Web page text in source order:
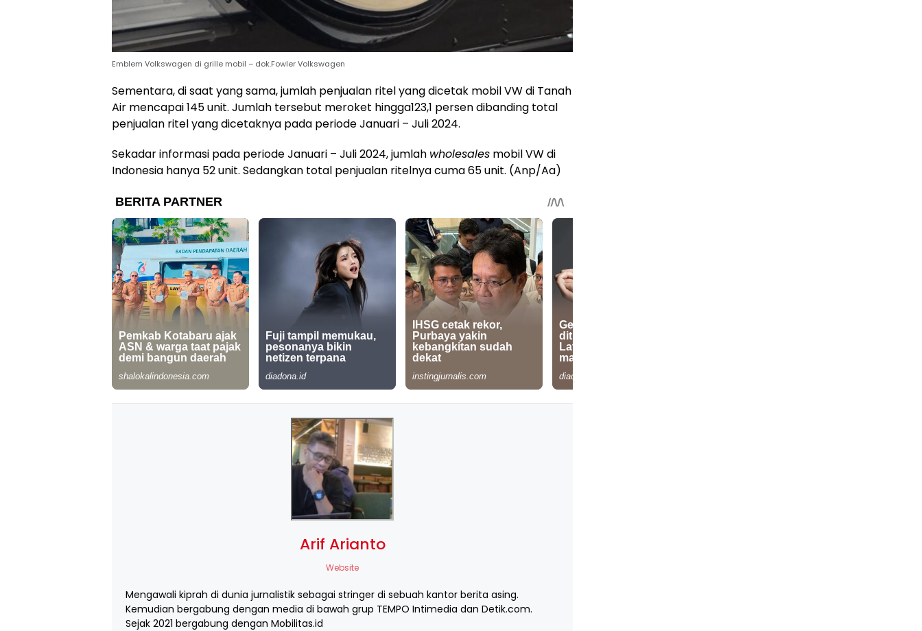
Emblem Volkswagen di grille mobil – dok.Fowler Volkswagen
Sementara, di saat yang sama, jumlah penjualan ritel yang dicetak mobil VW di Tanah
Air mencapai 145 unit. Jumlah tersebut meroket hingga123,1 persen dibanding total
penjualan ritel yang dicetaknya pada periode Januari – Juli 2024.
Sekadar informasi pada periode Januari – Juli 2024, jumlah wholesales mobil VW di
Indonesia hanya 52 unit. Sedangkan total penjualan ritelnya cuma 65 unit. (Anp/Aa)
Arif Arianto
Website
Mengawali kiprah di dunia jurnalistik sebagai stringer di sebuah kantor berita asing.
Kemudian bergabung dengan media di bawah grup TEMPO Intimedia dan Detik.com.
Sejak 2021 bergabung dengan Mobilitas.id